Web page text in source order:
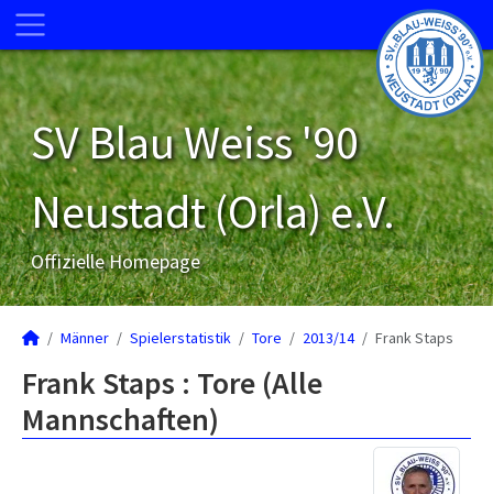
SV Blau Weiss '90
Neustadt (Orla) e.V.
Offizielle Homepage
Männer Spielerstatistik Tore 2013/14 Frank Staps
Frank Staps : Tore (Alle
Mannschaften)